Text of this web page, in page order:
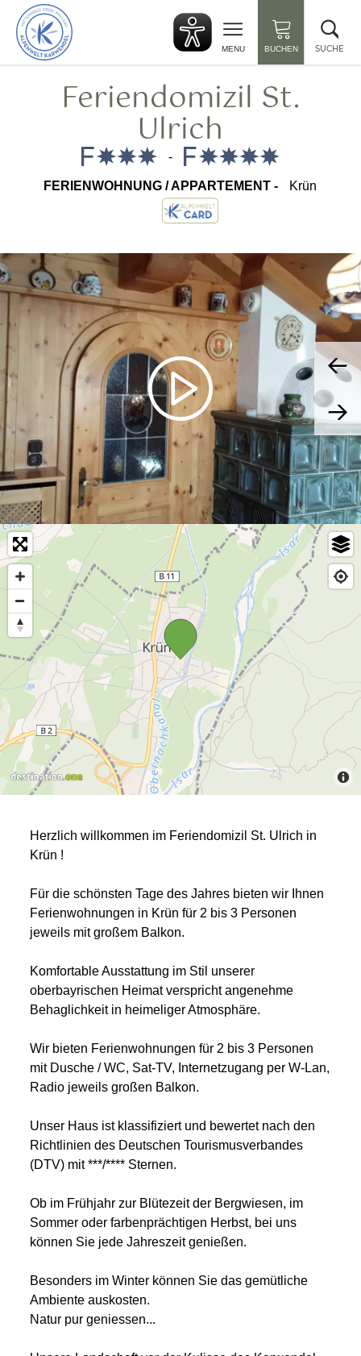
zurück
zur
Startseite
MENU BUCHEN SUCHE
Feriendomizil St.
Ulrich
-
FERIENWOHNUNG / APPARTEMENT - Krün
Herzlich willkommen im Feriendomizil St. Ulrich in
Krün !
Für die schönsten Tage des Jahres bieten wir Ihnen
Ferienwohnungen in Krün für 2 bis 3 Personen
jeweils mit großem Balkon.
Komfortable Ausstattung im Stil unserer
oberbayrischen Heimat verspricht angenehme
Behaglichkeit in heimeliger Atmosphäre.
Wir bieten Ferienwohnungen für 2 bis 3 Personen
mit Dusche / WC, Sat-TV, Internetzugang per W-Lan,
Radio jeweils großen Balkon.
Unser Haus ist klassifiziert und bewertet nach den
Richtlinien des Deutschen Tourismusverbandes
(DTV) mit ***/**** Sternen.
Ob im Frühjahr zur Blütezeit der Bergwiesen, im
Sommer oder farbenprächtigen Herbst, bei uns
können Sie jede Jahreszeit genießen.
Besonders im Winter können Sie das gemütliche
Ambiente auskosten.
Natur pur geniessen...